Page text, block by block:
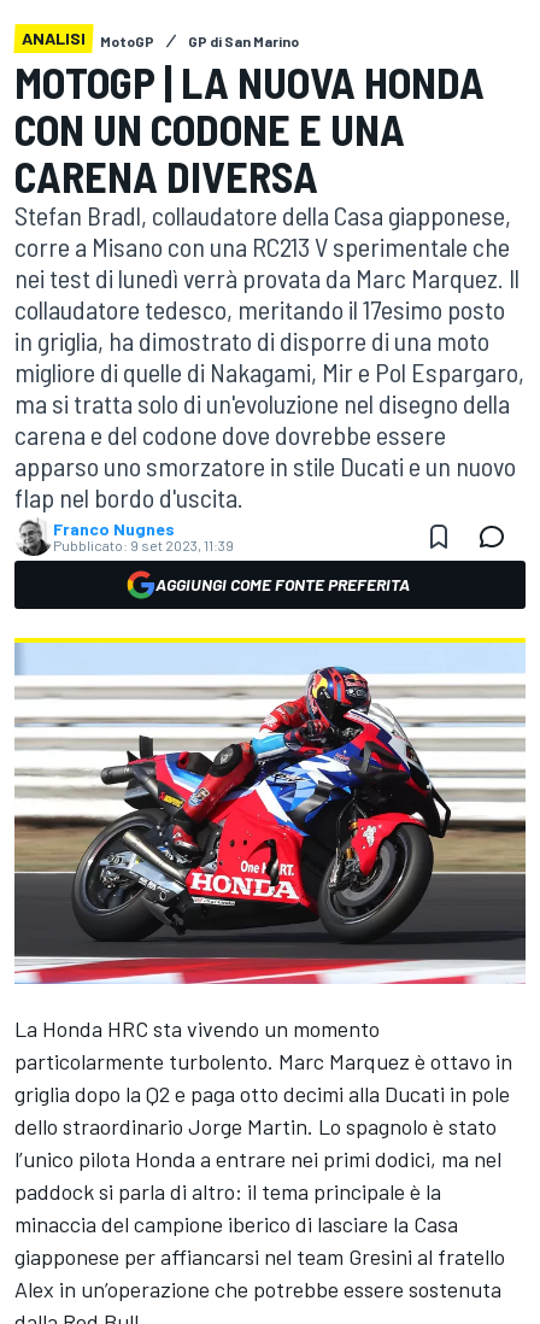
ANALISI MotoGP GP di San Marino
MOTOGP | LA NUOVA HONDA
CON UN CODONE E UNA
CARENA DIVERSA
Stefan Bradl, collaudatore della Casa giapponese,
corre a Misano con una RC213 V sperimentale che
nei test di lunedì verrà provata da Marc Marquez. Il
collaudatore tedesco, meritando il 17esimo posto
in griglia, ha dimostrato di disporre di una moto
migliore di quelle di Nakagami, Mir e Pol Espargaro,
ma si tratta solo di un'evoluzione nel disegno della
carena e del codone dove dovrebbe essere
apparso uno smorzatore in stile Ducati e un nuovo
flap nel bordo d'uscita.
Franco Nugnes
Pubblicato: 9 set 2023, 11:39
AGGIUNGI COME FONTE PREFERITA
La Honda HRC sta vivendo un momento
particolarmente turbolento. Marc Marquez è ottavo in
griglia dopo la Q2 e paga otto decimi alla Ducati in pole
dello straordinario Jorge Martin. Lo spagnolo è stato
l’unico pilota Honda a entrare nei primi dodici, ma nel
paddock si parla di altro: il tema principale è la
minaccia del campione iberico di lasciare la Casa
giapponese per affiancarsi nel team Gresini al fratello
Alex in un’operazione che potrebbe essere sostenuta